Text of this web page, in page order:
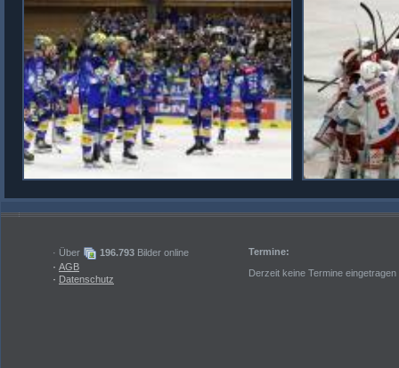
· Über 196.793 Bilder online
· AGB
· Datenschutz
Termine:
Derzeit keine Termine eingetragen